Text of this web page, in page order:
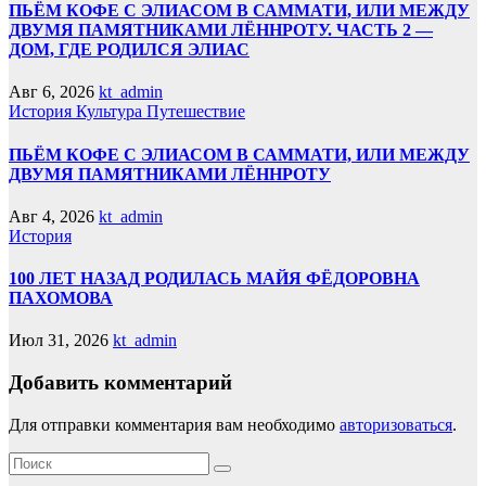
ПЬЁМ КОФЕ С ЭЛИАСОМ В САММАТИ, ИЛИ МЕЖДУ
ДВУМЯ ПАМЯТНИКАМИ ЛЁННРОТУ. ЧАСТЬ 2 —
ДОМ, ГДЕ РОДИЛСЯ ЭЛИАС
Авг 6, 2026 kt_admin
История Культура Путешествие
ПЬЁМ КОФЕ С ЭЛИАСОМ В САММАТИ, ИЛИ МЕЖДУ
ДВУМЯ ПАМЯТНИКАМИ ЛЁННРОТУ
Авг 4, 2026 kt_admin
История
100 ЛЕТ НАЗАД РОДИЛАСЬ МАЙЯ ФЁДОРОВНА
ПАХОМОВА
Июл 31, 2026 kt_admin
Добавить комментарий
Для отправки комментария вам необходимо авторизоваться.